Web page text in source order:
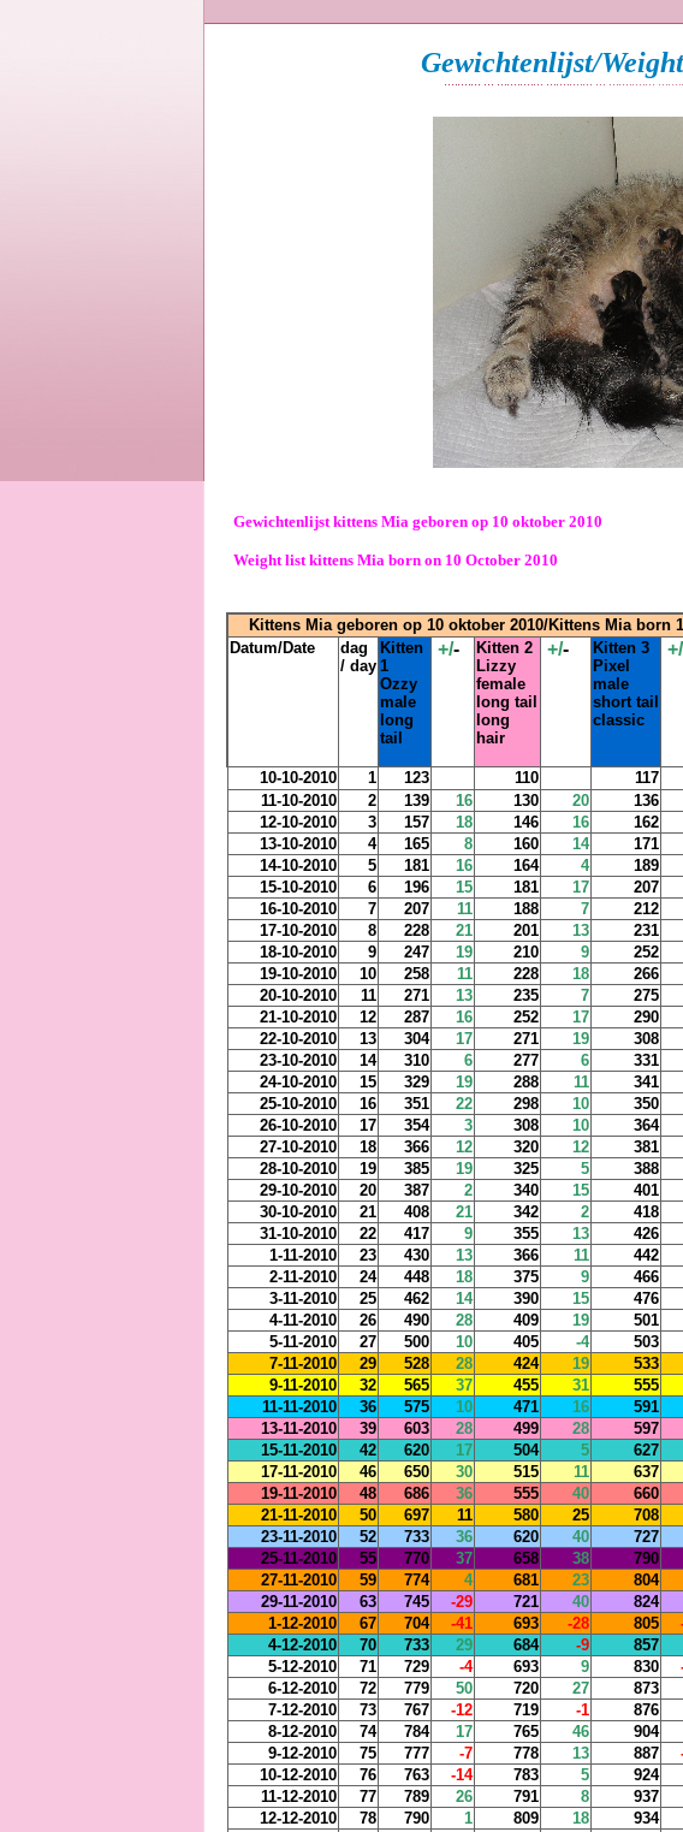
Kittens Mia geboren op 10 oktober 2010/Kittens Mia born
Datum/Date
dag
/ day
Kitten
1
Ozzy
male
long
tail
+/-
Kitten 2
Lizzy
female
long tail
long
hair
+/-
Kitten 3
Pixel
male
short tail
classic
+/
10-10-2010 1 123 110 117
11-10-2010
2 139 16 130 20 136
12-10-2010
3 157 18 146 16 162
13-10-2010
4 165 8 160 14 171
14-10-2010
5 181 16 164 4 189
15-10-2010
6 196 15 181 17 207
16-10-2010
7 207 11 188 7 212
17-10-2010
8 228 21 201 13 231
18-10-2010
9 247 19 210 9 252
19-10-2010
10 258 11 228 18 266
20-10-2010
11 271 13 235 7 275
21-10-2010
12 287 16 252 17 290
22-10-2010
13 304 17 271 19 308
23-10-2010
14 310 6 277 6 331
24-10-2010
15 329 19 288 11 341
25-10-2010
16 351 22 298 10 350
26-10-2010
17 354 3 308 10 364
27-10-2010
18 366 12 320 12 381
28-10-2010
19 385 19 325 5 388
29-10-2010
20 387 2 340 15 401
30-10-2010
21 408 21 342 2 418
31-10-2010
22 417 9 355 13 426
1-11-2010
23 430 13 366 11 442
2-11-2010
24 448 18 375 9 466
3-11-2010
25 462 14 390 15 476
4-11-2010
26 490 28 409 19 501
5-11-2010
27 500 10 405 -4 503
7-11-2010
29 528 28 424 19 533
9-11-2010
32 565 37 455 31 555
11-11-2010
36 575 10 471 16 591
13-11-2010
39 603 28 499 28 597
15-11-2010
42 620 17 504 5 627
17-11-2010
46 650 30 515 11 637
19-11-2010
48 686 36 555 40 660
21-11-2010
50 697 11 580 25 708
23-11-2010
52 733 36 620 40 727
25-11-2010
55 770 37 658 38 790
27-11-2010
59 774 4 681 23 804
29-11-2010
63 745 -29 721 40 824
1-12-2010
67 704 -41 693 -28 805
4-12-2010
70 733 29 684 -9 857
5-12-2010
71 729 -4 693 9 830
6-12-2010
72 779 50 720 27 873
7-12-2010
73 767 -12 719 -1 876
8-12-2010
74 784 17 765 46 904
9-12-2010
75 777 -7 778 13 887
10-12-2010
76 763 -14 783 5 924
11-12-2010
77 789 26 791 8 937
12-12-2010
78 790 1 809 18 934
Gewichtenlijst kittens Mia geboren op 10 oktober 2010
Weight list kittens Mia born on 10 October 2010
Gewichtenlijst/